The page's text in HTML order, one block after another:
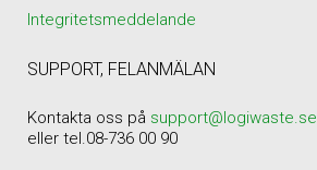
Integritetsmeddelande
SUPPORT, FELANMÄLAN
Kontakta oss på support@logiwaste.se
eller tel.08-736 00 90